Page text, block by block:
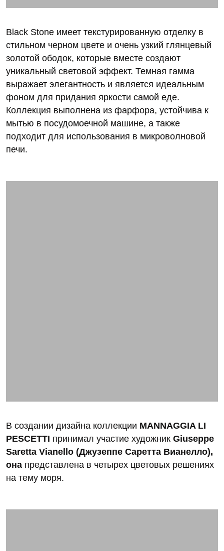
Black Stone имеет текстурированную отделку в
стильном черном цвете и очень узкий глянцевый
золотой ободок, которые вместе создают
уникальный световой эффект. Темная гамма
выражает элегантность и является идеальным
фоном для придания яркости самой еде.
Коллекция выполнена из фарфора, устойчива к
мытью в посудомоечной машине, а также
подходит для использования в микроволновой
печи.
В создании дизайна коллекции MANNAGGIA LI
PESCETTI принимал участие художник Giuseppe
Saretta Vianello (Джузеппе Саретта Вианелло),
она представлена в четырех цветовых решениях
на тему моря.